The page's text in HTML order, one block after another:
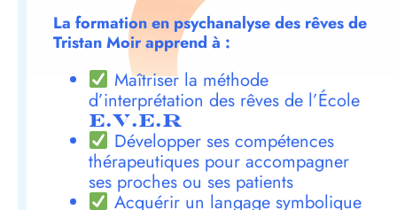
La formation en psychanalyse des rêves de
Tristan Moir apprend à :
Maîtriser la méthode
d’interprétation des rêves de l’École
E.V.E.R
Développer ses compétences
thérapeutiques pour accompagner
ses proches ou ses patients
Acquérir un langage symbolique